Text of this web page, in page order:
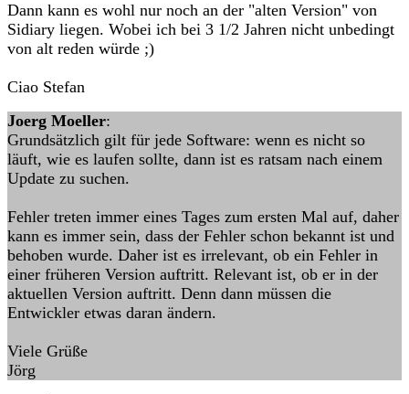
Dann kann es wohl nur noch an der "alten Version" von
Sidiary liegen. Wobei ich bei 3 1/2 Jahren nicht unbedingt
von alt reden würde ;)
Ciao Stefan
Joerg Moeller:
Grundsätzlich gilt für jede Software: wenn es nicht so
läuft, wie es laufen sollte, dann ist es ratsam nach einem
Update zu suchen.
Fehler treten immer eines Tages zum ersten Mal auf, daher
kann es immer sein, dass der Fehler schon bekannt ist und
behoben wurde. Daher ist es irrelevant, ob ein Fehler in
einer früheren Version auftritt. Relevant ist, ob er in der
aktuellen Version auftritt. Denn dann müssen die
Entwickler etwas daran ändern.
Viele Grüße
Jörg